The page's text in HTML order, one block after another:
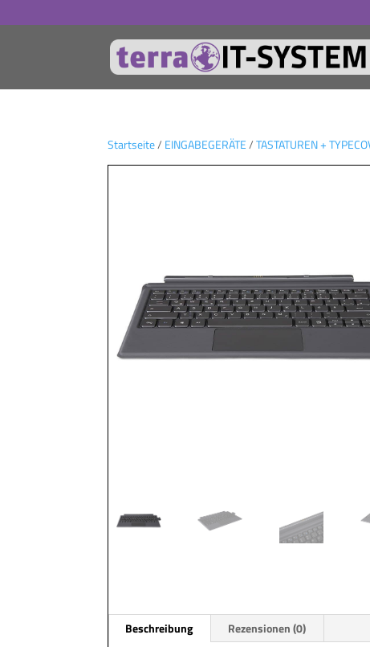
Startseite/ EINGABEGERÄTE/TASTATUREN +
Beschreibung Rezensionen (0)